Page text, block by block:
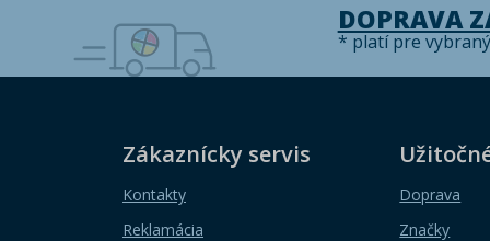
DOPRAVA
* platí pre
Zákaznícky servis
Kontakty
Reklamácia
Doprava
Značky